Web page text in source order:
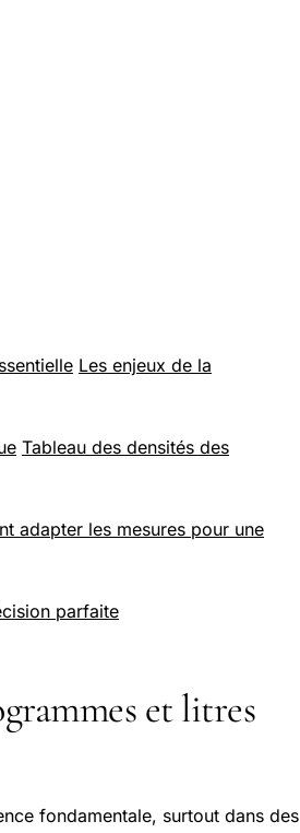
Les enjeux de la
Tableau des densités des
adapter les mesures pour une
parfaite
et litres
fondamentale, surtout dans des